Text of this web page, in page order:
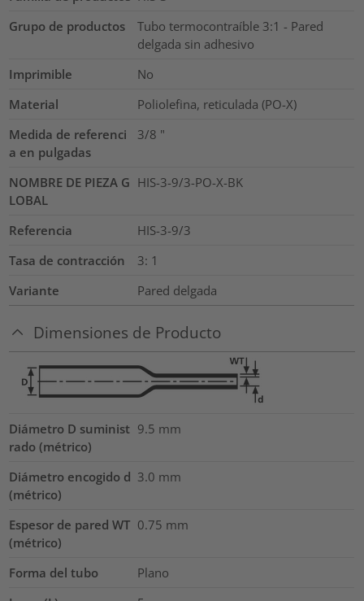
Grupo de productos
Tubo termocontraíble 3:1 - Pared
delgada sin adhesivo
Imprimible
No
Material
Poliolefina, reticulada (PO-X)
Medida de referenci
a en pulgadas
3/8 "
NOMBRE DE PIEZA G
LOBAL
HIS-3-9/3-PO-X-BK
Referencia
HIS-3-9/3
Tasa de contracción
3: 1
Variante
Pared delgada
Dimensiones de Producto
Diámetro D suminist
rado (métrico)
9.5 mm
Diámetro encogido d
(métrico)
3.0 mm
Espesor de pared WT
(métrico)
0.75 mm
Forma del tubo
Plano